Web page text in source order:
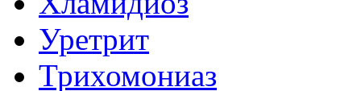
Уретрит
Трихомониаз